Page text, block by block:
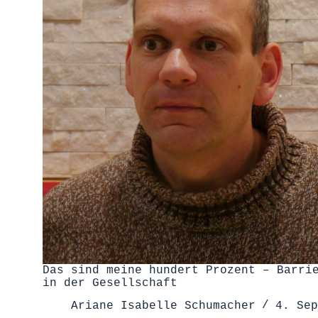
Das sind meine hundert Prozent –
in der Gesellschaft
Ariane Isabelle Schumacher
4.